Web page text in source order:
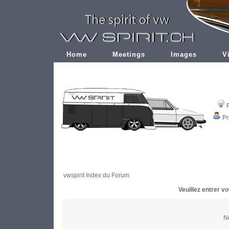
Home Meetings Images
vwspirit Index du Forum
Veuillez entrer